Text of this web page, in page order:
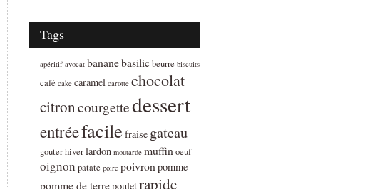
Tags
apéritif avocat bananebasilicbeurre biscuits
café cake caramel carotte chocolat
citroncourgettedessert
entréefacile fraise gateau
gouterhiverlardon moutarde muffin oeuf
oignon patate poire poivron pomme
pomme de terrepouletrapide